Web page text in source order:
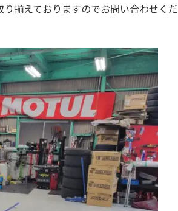
揃えておりますのでお問い合わせくだ